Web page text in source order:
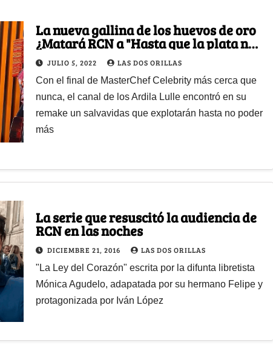
La nueva gallina de los huevos de oro
¿Matará RCN a "Hasta que la plata nos
separe"?
JULIO 5, 2022 LAS DOS ORILLAS
Con el final de MasterChef Celebrity más cerca que
nunca, el canal de los Ardila Lulle encontró en su
remake un salvavidas que explotarán hasta no poder
más
La serie que resuscitó la audiencia de
RCN en las noches
DICIEMBRE 21, 2016 LAS DOS ORILLAS
"La Ley del Corazón" escrita por la difunta libretista
Mónica Agudelo, adapatada por su hermano Felipe y
protagonizada por Iván López